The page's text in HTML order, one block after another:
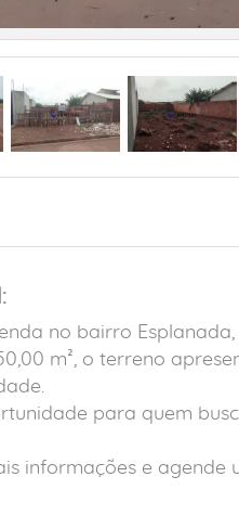
no bairro
m², o terreno
para quem
informações e agende